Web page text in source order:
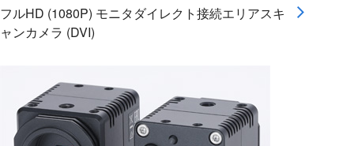
フルHD (1080P) モニタダイレクト接続エリアスキ
ャンカメラ (DVI)